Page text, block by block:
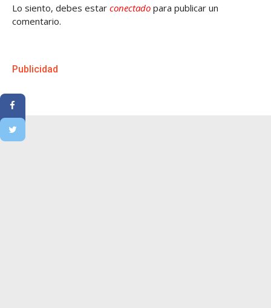
Lo siento, debes estar conectado para publicar un
comentario.
Publicidad